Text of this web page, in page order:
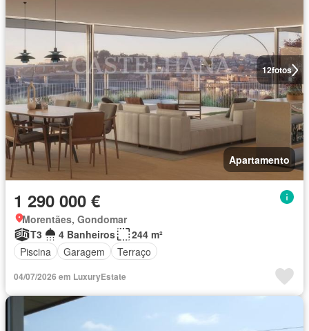
12fotos
Apartamento
1 290 000 €
Morentães, Gondomar
T3
4 Banheiros
244 m²
Piscina
Garagem Terraço
04/07/2026 em LuxuryEstate